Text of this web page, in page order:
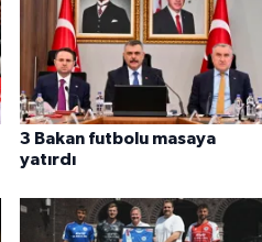
3 Bakan futbolu masaya
yatırdı